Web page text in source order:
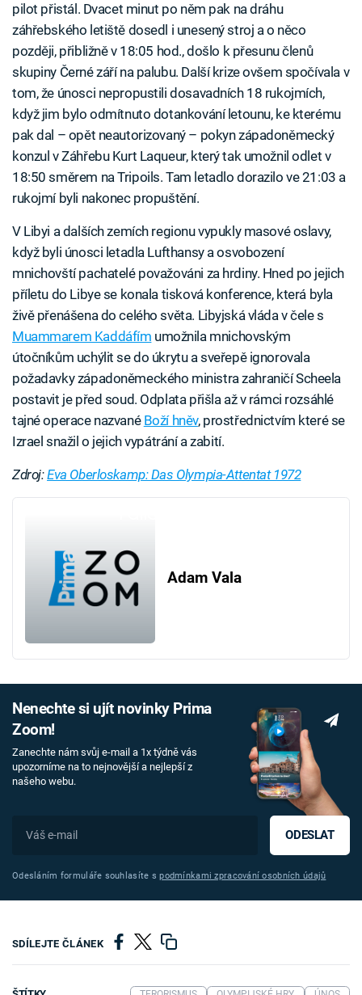
pilot přistál. Dvacet minut po něm pak na dráhu
záhřebského letiště dosedl i unesený stroj a o něco
později, přibližně v 18:05 hod., došlo k přesunu členů
skupiny Černé září na palubu. Další krize ovšem spočívala v
tom, že únosci nepropustili dosavadních 18 rukojmích,
když jim bylo odmítnuto dotankování letounu, ke kterému
pak dal – opět neautorizovaný – pokyn západoněmecký
konzul v Záhřebu Kurt Laqueur, který tak umožnil odlet v
18:50 směrem na Tripoils. Tam letadlo dorazilo ve 21:03 a
rukojmí byli nakonec propuštění.
V Libyi a dalších zemích regionu vypukly masové oslavy,
když byli únosci letadla Lufthansy a osvobození
mnichovští pachatelé považováni za hrdiny. Hned po jejich
příletu do Libye se konala tisková konference, která byla
živě přenášena do celého světa. Libyjská vláda v čele s
Muammarem Kaddáfím umožnila mnichovským
útočníkům uchýlit se do úkrytu a sveřepě ignorovala
požadavky západoněmeckého ministra zahraničí Scheela
postavit je před soud. Odplata přišla až v rámci rozsáhlé
tajné operace nazvané Boží hněv, prostřednictvím které se
Izrael snažil o jejich vypátrání a zabití.
Zdroj:Eva Oberloskamp: Das Olympia-Attentat 1972
Adam Vala
Nenechte si ujít novinky Prima
Zoom!
Zanechte nám svůj e-mail a 1x týdně vás
upozorníme na to nejnovější a nejlepší z
našeho webu.
ODESLAT
Odesláním formuláře souhlasíte spodmínkami zpracování osobních údajů
SDÍLEJTE ČLÁNEK